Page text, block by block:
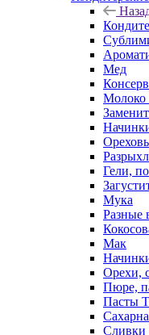
Мед
Молоко
Гели,
Мука
Разные
Мак
Орехи,
Пюре,
Пасты
Сливки